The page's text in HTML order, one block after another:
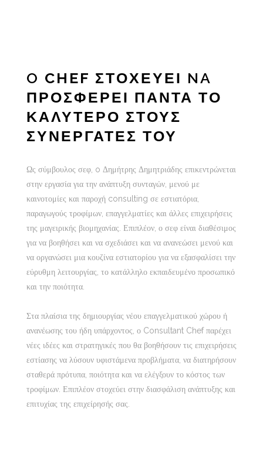
O CHEF ΣΤΟΧΕΥΕΙ NA
ΠΡΟΣΦΕΡΕΙ ΠΑΝΤΑ ΤΟ
ΚΑΛΥΤΕΡΟ ΣΤΟΥΣ
ΣΥΝΕΡΓΑΤΕΣ ΤΟΥ
Ως σύμβουλος σεφ, o Δημήτρης Δημητριάδης επικεντρώνεται
στην εργασία για την ανάπτυξη συνταγών, μενού με
καινοτομίες και παροχή consulting σε εστιατόρια,
παραγωγούς τροφίμων, επαγγελματίες και άλλες επιχειρήσεις
της μαγειρικής βιομηχανίας. Επιπλέον, ο σεφ είναι διαθέσιμος
για να βοηθήσει και να σχεδιάσει και να ανανεώσει μενού και
να οργανώσει μια κουζίνα εστιατορίου για να εξασφαλίσει την
εύρυθμη λειτουργίας, το κατάλληλο εκπαιδευμένο προσωπικό
και την ποιότητα.
Στα πλαίσια της δημιουργίας νέου επαγγελματικού χώρου ή
ανανέωσης του ήδη υπάρχοντος, ο Consultant Chef παρέχει
νέες ιδέες και στρατηγικές που θα βοηθήσουν τις επιχειρήσεις
εστίασης να λύσουν υφιστάμενα προβλήματα, να διατηρήσουν
σταθερά πρότυπα, ποιότητα και να ελέγξουν το κόστος των
τροφίμων. Επιπλέον στοχεύει στην διασφάλιση ανάπτυξης και
επιτυχίας της επιχείρησής σας.